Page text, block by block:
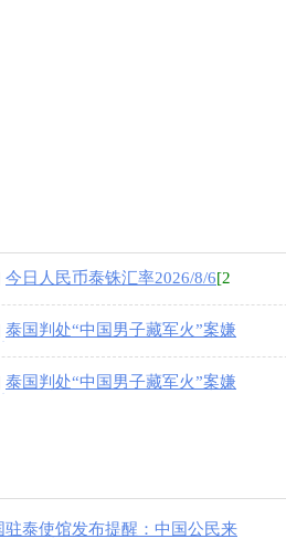
今日人民币泰铢汇率2026/8/6[2
泰国判处“中国男子藏军火”案嫌
泰国判处“中国男子藏军火”案嫌
驻泰使馆发布提醒：中国公民来